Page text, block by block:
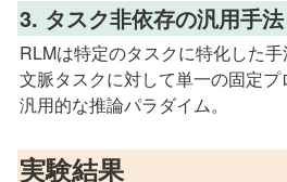
3. タスク非依存の汎用手法
RLMは特定のタスクに特化した
文脈タスクに対して単一の固定
汎用的な推論パラダイム。
実験結果